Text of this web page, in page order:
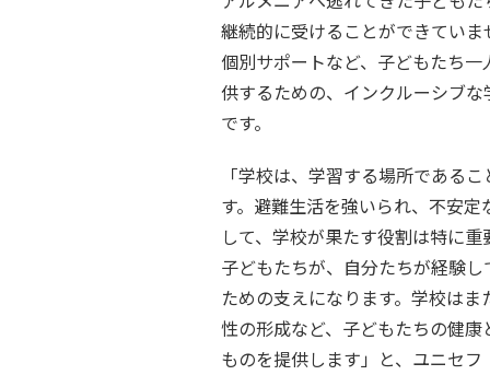
継続的に受けることができてい
個別サポートなど、子どもたち
供するための、インクルーシブ
です。
「学校は、学習する場所である
す。避難生活を強いられ、不安
して、学校が果たす役割は特に
子どもたちが、自分たちが経験
ための支えになります。学校は
性の形成など、子どもたちの健
ものを提供します」と、ユニセ